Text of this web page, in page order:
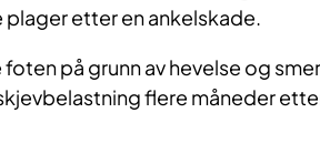
etter en ankelskade.
foten på grunn av hevelse og
flere måneder